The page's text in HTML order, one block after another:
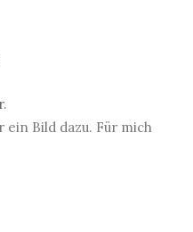
.
ein Bild dazu. Für mich